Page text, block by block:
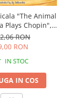
"The Animal
Plays Chopin",
Usborne
RON
RON
IN STOC
IN COS